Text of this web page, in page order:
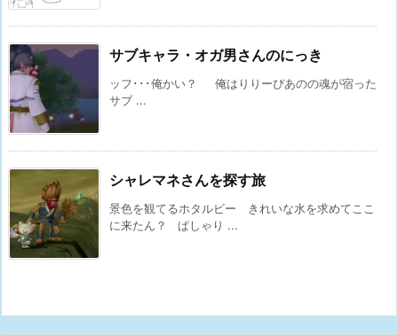
サブキャラ・オガ男さんのにっき
ッフ･･･俺かい？ 俺はりりーぴあのの魂が宿った
サブ ...
シャレマネさんを探す旅
景色を観てるホタルビー きれいな水を求めてここ
に来たん？ ぱしゃり ...